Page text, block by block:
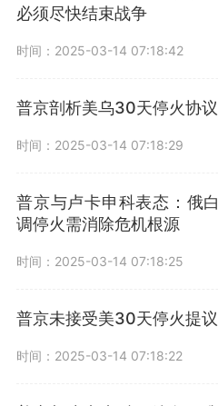
必须尽快结束战争
时间：2025-03-14 07:18:42
普京剖析美乌30天停火协
时间：2025-03-14 07:18:29
普京与卢卡申科表态：俄
调停火需消除危机根源
时间：2025-03-14 07:18:25
普京未接受美30天停火提
时间：2025-03-14 07:18:22